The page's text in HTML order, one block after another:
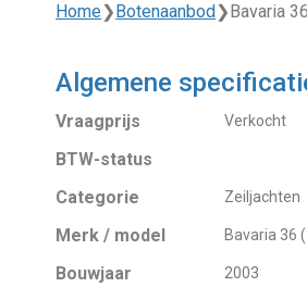
Home❯ Botenaanbod ❯ Bavaria
Algemene
Vraagprijs Verkocht
BTW-status
Categorie
Zeiljachten
Merk / model Bavaria 36
Bouwjaar 2003